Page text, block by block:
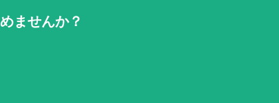
ませんか？